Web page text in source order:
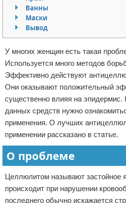
Отказ от ответственности
Ванны
Маски
Вывод
У многих женщин есть такая
Используется много методов
Эффективно действуют
Они оказывают положительный
существенно влияя на
данных средств нужно
применения. О лучших
применении рассказано в статье.
О проблеме
Целлюлитом называют застойное
происходит при нарушении
последнего обычно искажается